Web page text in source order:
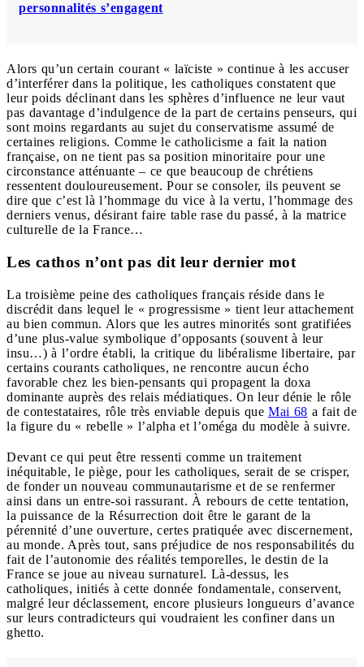
personnalités s’engagent
Alors qu’un certain courant « laïciste » continue à les accuser
d’interférer dans la politique, les catholiques constatent que
leur poids déclinant dans les sphères d’influence ne leur vaut
pas davantage d’indulgence de la part de certains penseurs, qui
sont moins regardants au sujet du conservatisme assumé de
certaines religions. Comme le catholicisme a fait la nation
française, on ne tient pas sa position minoritaire pour une
circonstance atténuante – ce que beaucoup de chrétiens
ressentent douloureusement. Pour se consoler, ils peuvent se
dire que c’est là l’hommage du vice à la vertu, l’hommage des
derniers venus, désirant faire table rase du passé, à la matrice
culturelle de la France…
Les cathos n’ont pas dit leur dernier mot
La troisième peine des catholiques français réside dans le
discrédit dans lequel le « progressisme » tient leur attachement
au bien commun. Alors que les autres minorités sont gratifiées
d’une plus-value symbolique d’opposants (souvent à leur
insu…) à l’ordre établi, la critique du libéralisme libertaire, par
certains courants catholiques, ne rencontre aucun écho
favorable chez les bien-pensants qui propagent la doxa
dominante auprès des relais médiatiques. On leur dénie le rôle
de contestataires, rôle très enviable depuis que Mai 68 a fait de
la figure du « rebelle » l’alpha et l’oméga du modèle à suivre.
Devant ce qui peut être ressenti comme un traitement
inéquitable, le piège, pour les catholiques, serait de se crisper,
de fonder un nouveau communautarisme et de se renfermer
ainsi dans un entre-soi rassurant. À rebours de cette tentation,
la puissance de la Résurrection doit être le garant de la
pérennité d’une ouverture, certes pratiquée avec discernement,
au monde. Après tout, sans préjudice de nos responsabilités du
fait de l’autonomie des réalités temporelles, le destin de la
France se joue au niveau surnaturel. Là-dessus, les
catholiques, initiés à cette donnée fondamentale, conservent,
malgré leur déclassement, encore plusieurs longueurs d’avance
sur leurs contradicteurs qui voudraient les confiner dans un
ghetto.